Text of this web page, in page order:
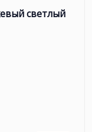
светлый